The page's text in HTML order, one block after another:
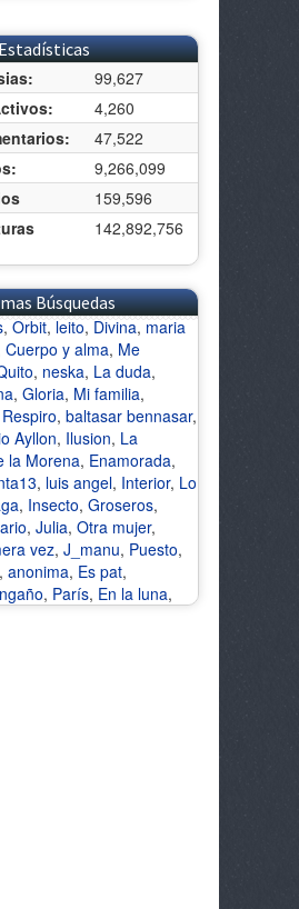
99,627
4,260
47,522
9,266,099
159,596
142,892,756
Búsquedas
, Orbit, leito, Divina, maria
Cuerpo y alma, Me
, neska, La duda,
, Gloria, Mi familia,
Respiro, baltasar bennasar,
Ayllon, Ilusion, La
la Morena, Enamorada,
, luis angel, Interior, Lo
, Insecto, Groseros,
, Julia, Otra mujer,
vez, J_manu, Puesto,
, anonima, Es pat,
, París, En la luna,